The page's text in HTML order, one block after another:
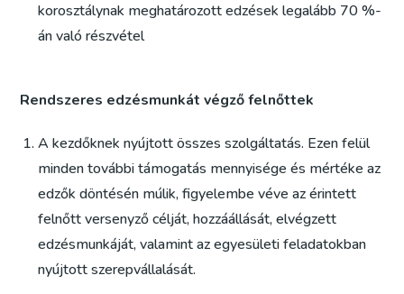
korosztálynak meghatározott edzések legalább 70 %-
án való részvétel
Rendszeres edzésmunkát végző felnőttek
A kezdőknek nyújtott összes szolgáltatás. Ezen felül
minden további támogatás mennyisége és mértéke az
edzők döntésén múlik, figyelembe véve az érintett
felnőtt versenyző célját, hozzáállását, elvégzett
edzésmunkáját, valamint az egyesületi feladatokban
nyújtott szerepvállalását.